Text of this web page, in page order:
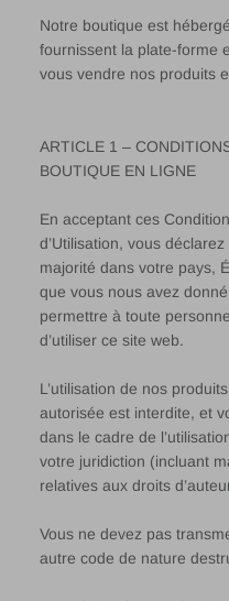
Notre boutique est
fournissent la plate-forme
vous vendre nos produits
ARTICLE 1 –
BOUTIQUE EN LIGNE
En acceptant ces
d’Utilisation, vous
majorité dans votre pays,
que vous nous avez
permettre à toute
d’utiliser ce site web.
L’utilisation de nos
autorisée est interdite, et
dans le cadre de
votre juridiction (incluant
relatives aux droits
Vous ne devez pas
autre code de nature